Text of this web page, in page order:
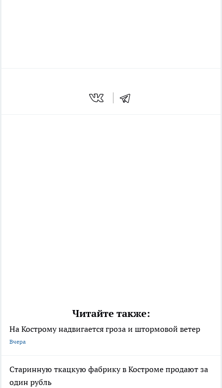
Читайте также:
На Кострому надвигается гроза и штормовой ветер
Вчера
Старинную ткацкую фабрику в Костроме продают за
один рубль